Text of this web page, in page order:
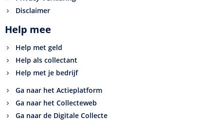
Disclaimer
Help mee
Help met geld
Help als collectant
Help met je bedrijf
Ga naar het Actieplatform
Ga naar het Collecteweb
Ga naar de Digitale Collecte